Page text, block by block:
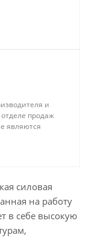
и
продаж
являются
силовая
на работу
в себе высокую